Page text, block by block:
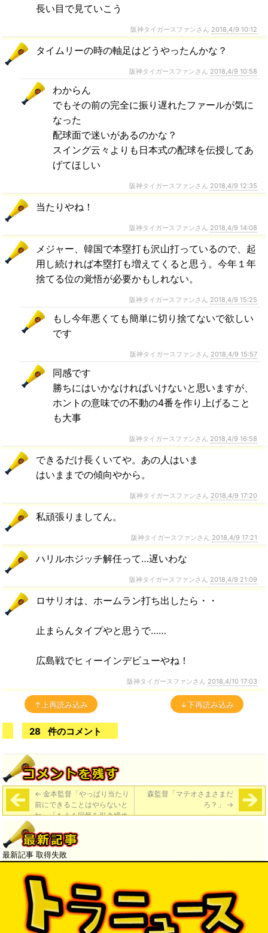
長い目で見ていこう
阪神タイガースファンさん 2018,4/9 10:12
タイムリーの時の軸足はどうやったんかな？
阪神タイガースファンさん 2018,4/9 10:58
わからん
でもその前の完全に振り遅れたファールが気に
なった
配球面で迷いがあるのかな？
スイング云々よりも日本式の配球を伝授してあ
げてほしい
阪神タイガースファンさん 2018,4/9 12:35
当たりやね！
阪神タイガースファンさん 2018,4/9 14:08
メジャー、韓国で本塁打も沢山打っているので、起
用し続ければ本塁打も増えてくると思う。今年１年
捨てる位の覚悟が必要かもしれない。
阪神タイガースファンさん 2018,4/9 15:25
もし今年悪くても簡単に切り捨てないで欲しい
です
阪神タイガースファンさん 2018,4/9 15:57
同感です
勝ちにはいかなければいけないと思いますが、
ホントの意味での不動の4番を作り上げること
も大事
阪神タイガースファンさん 2018,4/9 16:58
できるだけ長くいてや。あの人はいま
はいままでの傾向やから。
阪神タイガースファンさん 2018,4/9 17:20
私頑張りましてん。
阪神タイガースファンさん 2018,4/9 17:21
ハリルホジッチ解任って…遅いわな
阪神タイガースファンさん 2018,4/9 21:09
ロサリオは、ホームラン打ち出したら・・
止まらんタイプやと思うで……
広島戦でヒィーインデビューやね！
阪神タイガースファンさん 2018,4/10 17:03
↑上再読み込み ↓下再読み込み
28 件のコメント
← 金本監督「やっぱり当たり
前にできることはやらないと
ね」「もう１回気を引き締め
ないと、ホントに」
森監督「マテオさまさまだ
ろ？」 →
最新記事 取得失敗